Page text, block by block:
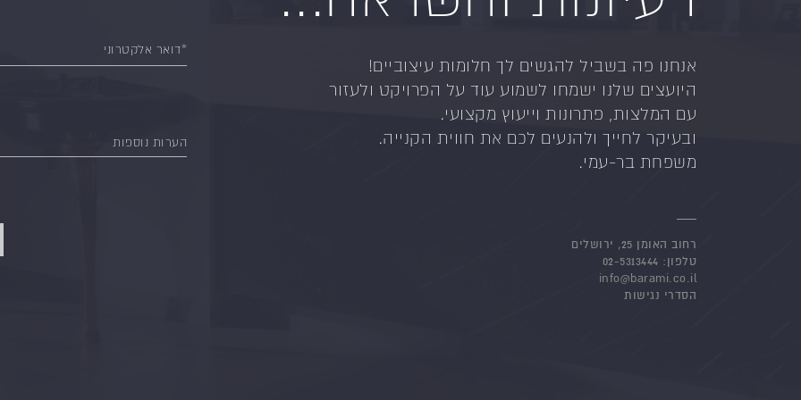
אנחנו פה בשביל להגשים לך חלומות עיצוביים!
היועצים שלנו ישמחו לשמוע עוד על הפרויקט ולעזור
עם המלצות, פתרונות וייעוץ מקצועי.
ובעיקר לחייך ולהנעים לכם את חווית הקנייה.
משפחת בר-עמי.
רחוב האומן 25, ירושלים
טלפון: 02-5313444
info@barami.co.il
הסדרי נגישות
*דואר אלקטרוני
הערות נוספות